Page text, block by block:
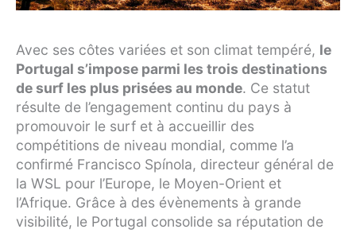
Avec ses côtes variées et son climat tempéré, le
Portugal s’impose parmi les trois destinations
de surf les plus prisées au monde. Ce statut
résulte de l’engagement continu du pays à
promouvoir le surf et à accueillir des
compétitions de niveau mondial, comme l’a
confirmé Francisco Spínola, directeur général de
la WSL pour l’Europe, le Moyen-Orient et
l’Afrique. Grâce à des évènements à grande
visibilité, le Portugal consolide sa réputation de